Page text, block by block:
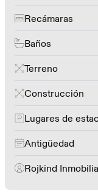
Recámaras
Baños
Terreno
Construcción
Lugares de
Antigüedad
Rojkind